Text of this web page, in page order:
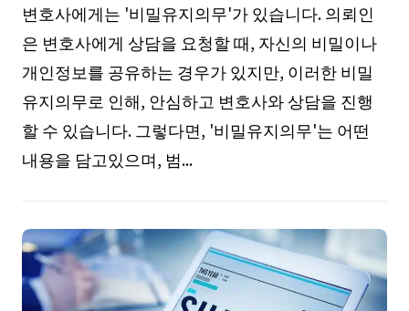
변호사에게는 '비밀유지의무'가 있습니다. 의뢰인
은 변호사에게 상담을 요청할 때, 자신의 비밀이나
개인정보를 공유하는 경우가 있지만, 이러한 비밀
유지의무로 인해, 안심하고 변호사와 상담을 진행
할 수 있습니다. 그렇다면, '비밀유지의무'는 어떤
내용을 담고있으며, 범...